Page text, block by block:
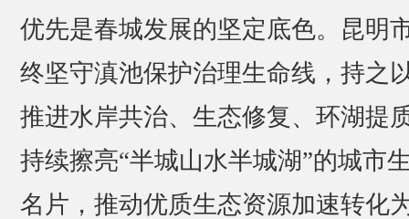
优先是春城发展的坚定底色。昆明
终坚守滇池保护治理生命线，持之
推进水岸共治、生态修复、环湖提
持续擦亮“半城山水半城湖”的城市
名片，推动优质生态资源加速转化